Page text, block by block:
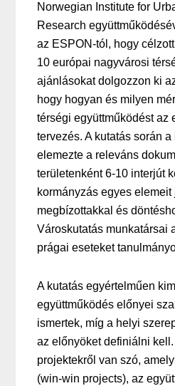
Norwegian Institute for
Research
az ESPON-tól, hogy
10 európai nagyvárosi
ajánlásokat dolgozzon ki
hogy hogyan és milyen
térségi együttműködést az
tervezés. A kutatás során
elemezte a releváns
területenként 6-10 interjút
kormányzás egyes elemeit
megbízottakkal és
Városkutatás munkatársai
prágai eseteket
A kutatás egyértelműen
együttműködés előnyei
ismertek, míg a helyi
az előnyöket definiálni
projektekről van szó,
(win-win projects), az